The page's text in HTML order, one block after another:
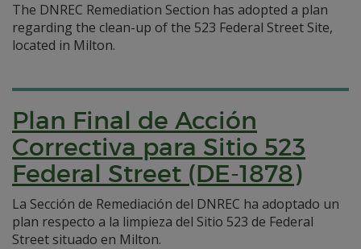
The DNREC Remediation Section has adopted a plan
regarding the clean-up of the 523 Federal Street Site,
located in Milton.
Plan Final de Acción
Correctiva para Sitio 523
Federal Street (DE-1878)
La Sección de Remediación del DNREC ha adoptado un
plan respecto a la limpieza del Sitio 523 de Federal
Street situado en Milton.